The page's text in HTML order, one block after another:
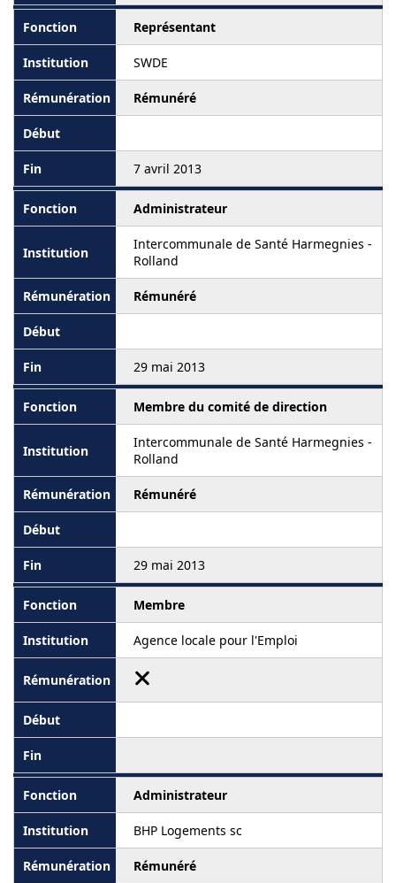
Représentant
SWDE
Rémunéré
7 avril 2013
Administrateur
Intercommunale de Santé Harmegnies -
Rolland
Rémunéré
29 mai 2013
Membre du comité de direction
Intercommunale de Santé Harmegnies -
Rolland
Rémunéré
29 mai 2013
Membre
Agence locale pour l'Emploi
Administrateur
BHP Logements sc
Rémunéré